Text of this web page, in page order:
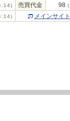
売買代金 98
メインサイ